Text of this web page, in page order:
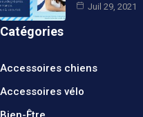
Juil 29, 2021
Catégories
Accessoires chiens
Accessoires vélo